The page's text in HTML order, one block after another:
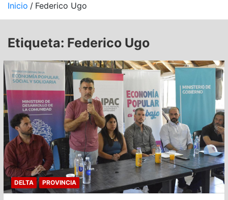
Inicio Federico Ugo
Etiqueta: Federico Ugo
DELTA PROVINCIA